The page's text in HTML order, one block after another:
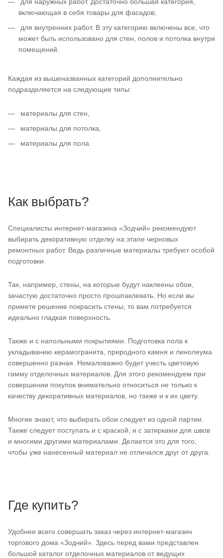
включающая в себя товары для фасадов;
для внутренних работ. В эту категорию включены все, что
может быть использовано для стен, полов и потолка внутри
помещений.
Каждая из вышеназванных категорий дополнительно
подразделяется на следующие типы:
материалы для стен,
материалы для потолка,
материалы для пола.
Как выбрать?
Специалисты интернет-магазина «Зодчий» рекомендуют
выбирать декоративную отделку на этапе черновых
ремонтных работ. Ведь различные материалы требуют особой
подготовки.
Так, например, стены, на которые будут наклеены обои,
зачастую достаточно просто прошпаклевать. Но если вы
примете решение покрасить стены, то вам потребуется
идеально гладкая поверхность.
Также и с напольными покрытиями. Подготовка пола к
укладыванию керамогранита, природного камня и линолеума
совершенно разная. Немаловажно будет учесть цветовую
гамму отделочных материалов. Для этого рекомендуем при
совершении покупок внимательно относиться не только к
качеству декоративных материалов, но также и к их цвету.
Многие знают, что выбирать обои следует из одной партии.
Также следует поступать и с краской, и с затирками для швов
и многими другими материалами. Делается это для того,
чтобы уже нанесенный материал не отличался друг от друга.
Где купить?
Удобнее всего совершать заказ через интернет-магазин
торгового дома «Зодчий». Здесь перед вами представлен
большой каталог отделочных материалов от ведущих